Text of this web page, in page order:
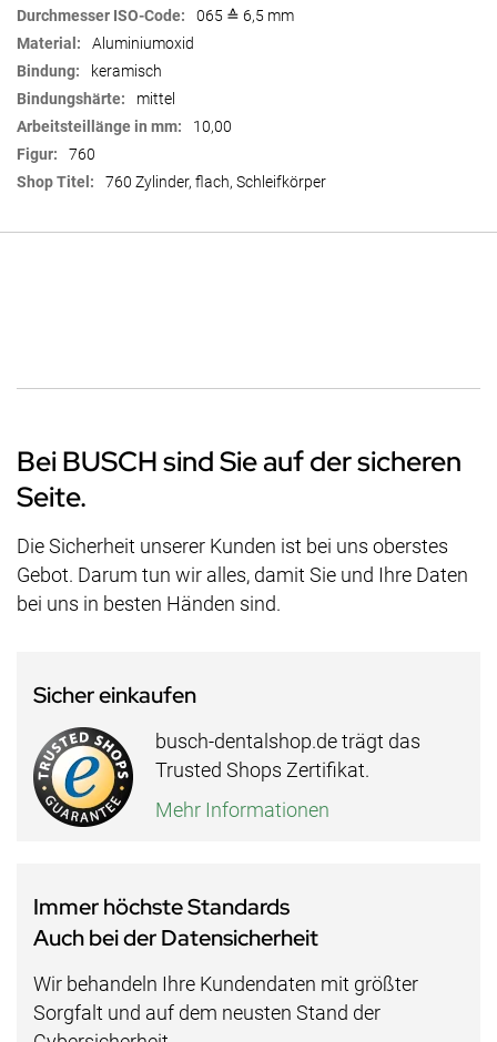
065 ≙ 6,5 mm
Aluminiumoxid
keramisch
mittel
10,00
760
760 Zylinder, flach, Schleifkörper
Bei BUSCH sind Sie auf der sicheren
Seite.
Die Sicherheit unserer Kunden ist bei uns oberstes
Gebot. Darum tun wir alles, damit Sie und Ihre Daten
bei uns in besten Händen sind.
Sicher einkaufen
busch-dentalshop.de trägt das
Trusted Shops Zertifikat.
Mehr Informationen
Immer höchste Standards
Auch bei der Datensicherheit
Wir behandeln Ihre Kundendaten mit größter
Sorgfalt und auf dem neusten Stand der